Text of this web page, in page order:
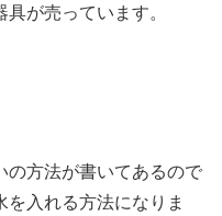
が売っています。
の方法が書いてあるので
入れる方法になりま